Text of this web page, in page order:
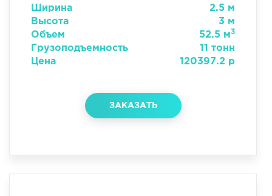
Ширина
2.5 м
Высота
3 м
Объем
52.5 м3
Грузоподъемность
11 тонн
Цена
120397.2 р
ЗАКАЗАТЬ